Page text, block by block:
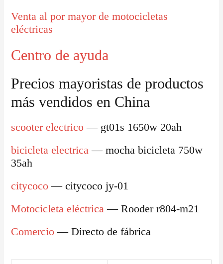
Venta al por mayor de motocicletas
eléctricas
Centro de ayuda
Precios mayoristas de productos
más vendidos en China
scooter electrico — gt01s 1650w 20ah
bicicleta electrica — mocha bicicleta 750w
35ah
citycoco — citycoco jy-01
Motocicleta eléctrica — Rooder r804-m21
Comercio — Directo de fábrica